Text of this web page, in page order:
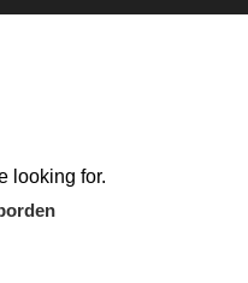
looking for.